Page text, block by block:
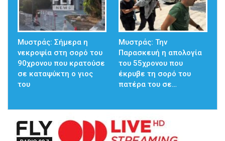
Mυστράς: Σήμερα η
νεκροψία στη σορό του
90χρονου που κρατούσε
σε καταψύκτη ο γιος
του
Μυστράς: Την
Παρασκευή η απολογία
του 55χρονου που
έκρυβε τη σορό του
πατέρα του σε…